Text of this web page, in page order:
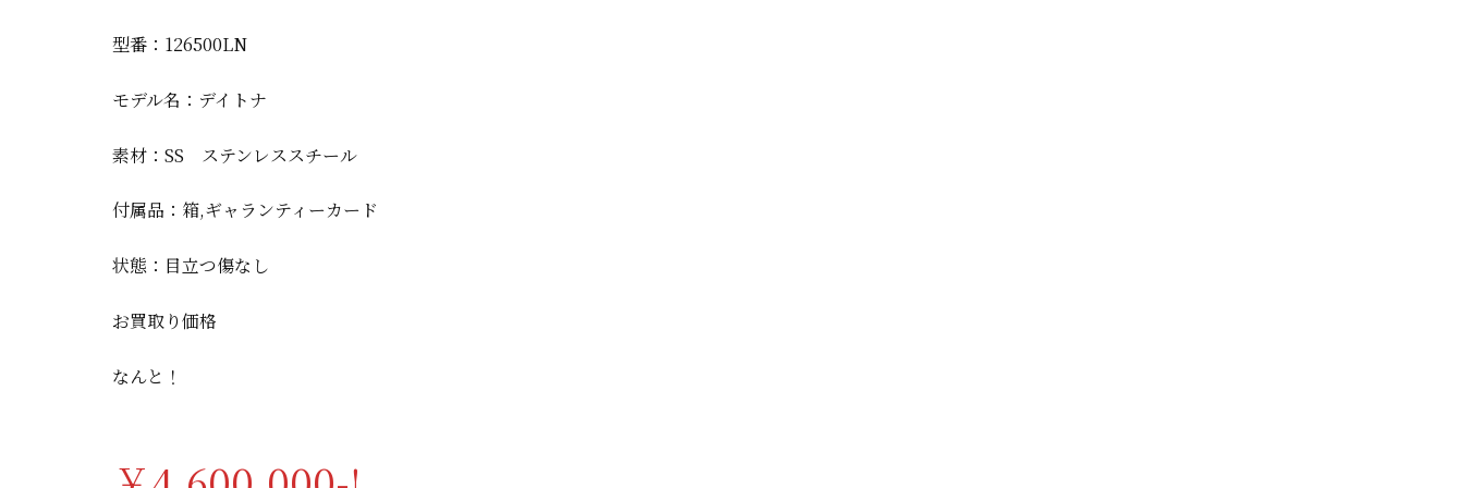
型番：126500LN
モデル名：デイトナ
素材：SS ステンレススチール
付属品：箱,ギャランティーカード
状態：目立つ傷なし
お買取り価格
なんと！